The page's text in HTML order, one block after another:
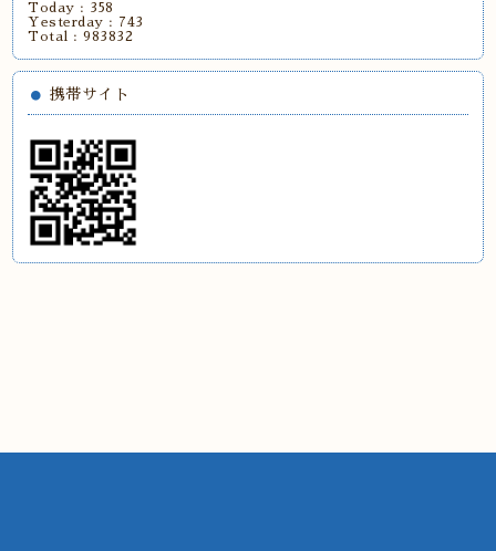
Today : 358
Yesterday :
743
Total :983832
携帯サイト